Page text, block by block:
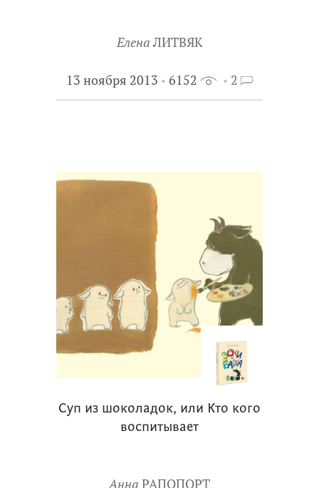
Елена ЛИТВЯК
13 ноября 2013 6152 2
Суп из шоколадок, или Кто кого
воспитывает
Анна РАПОПОРТ